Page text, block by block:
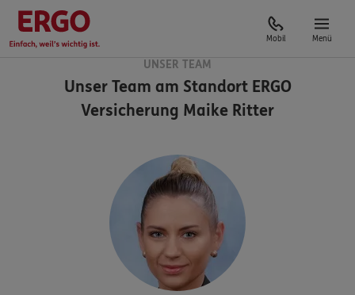
Mobil Menü
UNSER TEAM
Unser Team am StandortERGO
Versicherung Maike Ritter